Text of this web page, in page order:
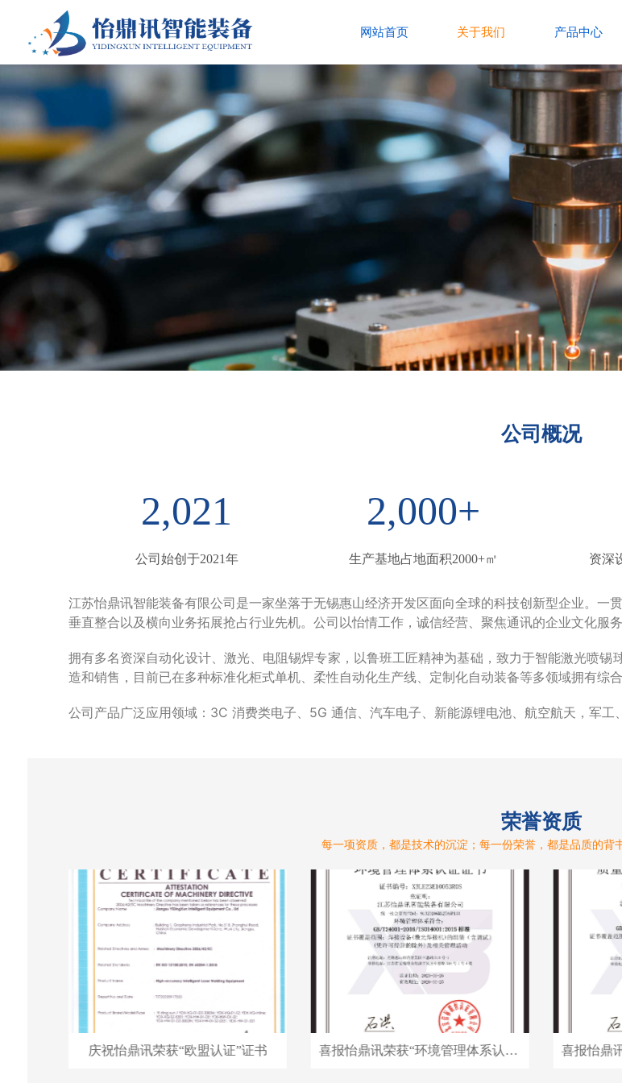
网站首页 关于我们 产品中心
公司概况
2,021
公司始创于2021年
2,000+
生产基地占地面积2000+㎡ 资深
江苏怡鼎讯智能装备有限公司是一家坐落于无锡惠山经济开发区面向全球的科技创新型企业。一
垂直整合以及横向业务拓展抢占行业先机。公司以怡情工作，诚信经营、聚焦通讯的企业文化服务
拥有多名资深自动化设计、激光、电阻锡焊专家，以鲁班工匠精神为基础，致力于智能激光喷
造和销售，目前已在多种标准化柜式单机、柔性自动化生产线、定制化自动装备等多领域拥有综合
公司产品广泛应用领域：3C 消费类电子、5G 通信、汽车电子、新能源锂电池、航空航天，军工
荣誉资质
每一项资质，都是技术的沉淀；每一份荣誉，都是品质的背
庆祝怡鼎讯荣获“欧盟认证”证书 喜报怡鼎讯荣获“环境管理体系认证”证书